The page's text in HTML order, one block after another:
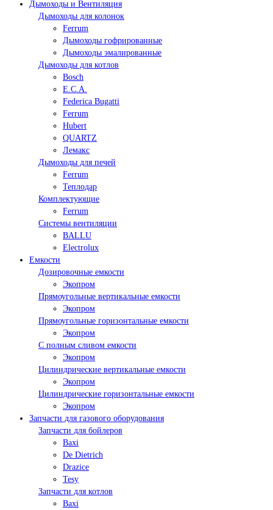
Дымоходы и Вентиляция
Дымоходы для колонок
Ferrum
Дымоходы гофрированные
Дымоходы эмалированные
Дымоходы для котлов
Bosch
E.C.A.
Federica Bugatti
Ferrum
Hubert
QUARTZ
Лемакс
Дымоходы для печей
Ferrum
Теплодар
Комплектующие
Ferrum
Системы вентиляции
BALLU
Electrolux
Емкости
Дозировочные емкости
Экопром
Прямоугольные вертикальные емкости
Экопром
Прямоугольные горизонтальные емкости
Экопром
С полным сливом емкости
Экопром
Цилиндрические вертикальные емкости
Экопром
Цилиндрические горизонтальные емкости
Экопром
Запчасти для газового оборудования
Запчасти для бойлеров
Baxi
De Dietrich
Drazice
Tesy
Запчасти для котлов
Baxi